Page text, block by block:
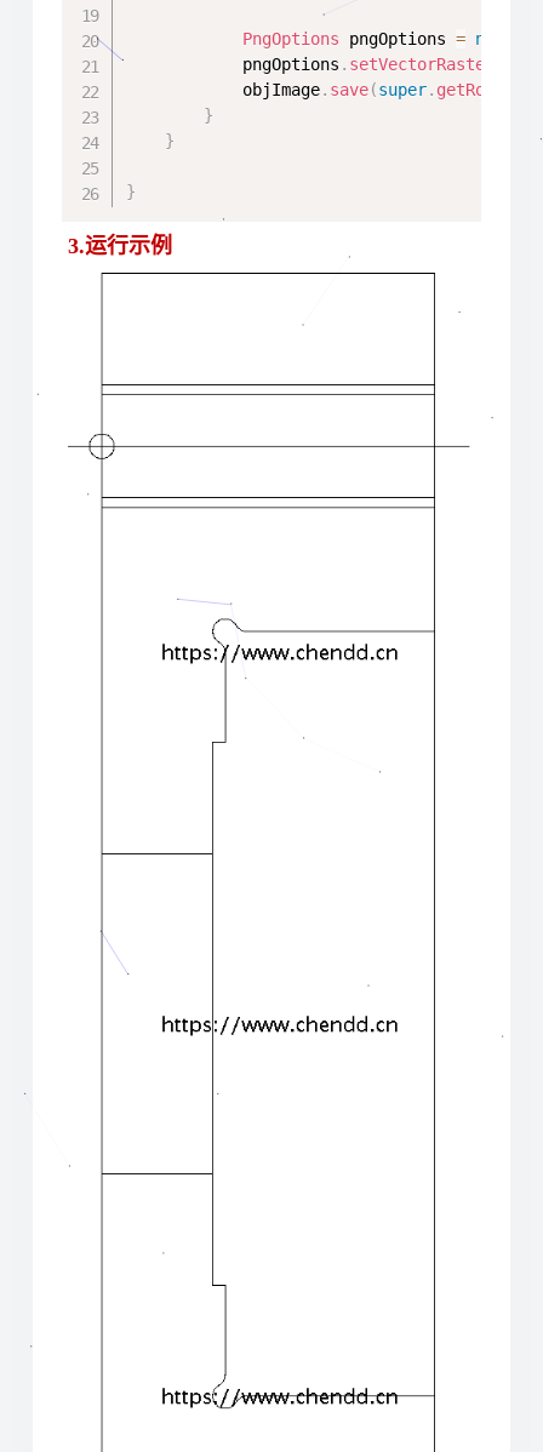
PngOptions pngOptions = new
            pngOptions
.
            objImage
. save(super. getRootFile
}
}
}
3.运行示例